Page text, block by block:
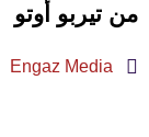
من تيربو أوتو
Engaz Media